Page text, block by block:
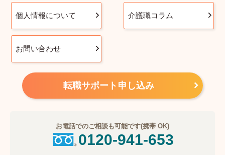
個人情報について 介護職コラム
お問い合わせ
転職サポート申し込み
お電話でのご相談も可能です(携帯 OK)
0120-941-653